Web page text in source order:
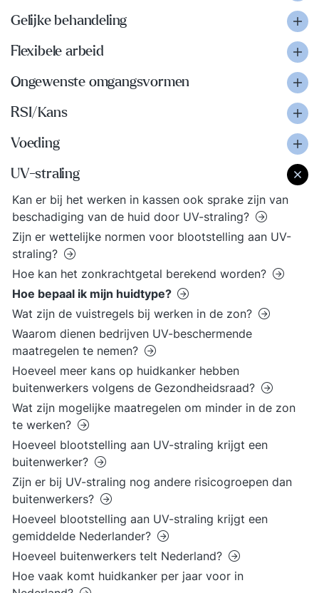
Gelijke behandeling
Flexibele arbeid
Ongewenste omgangsvormen
RSI/Kans
Voeding
UV-straling
Kan er bij het werken in kassen ook sprake zijn van
beschadiging van de huid door UV-straling?
Zijn er wettelijke normen voor blootstelling aan UV-
straling?
Hoe kan het zonkrachtgetal berekend worden?
Hoe bepaal ik mijn huidtype?
Wat zijn de vuistregels bij werken in de zon?
Waarom dienen bedrijven UV-beschermende
maatregelen te nemen?
Hoeveel meer kans op huidkanker hebben
buitenwerkers volgens de Gezondheidsraad?
Wat zijn mogelijke maatregelen om minder in de zon
te werken?
Hoeveel blootstelling aan UV-straling krijgt een
buitenwerker?
Zijn er bij UV-straling nog andere risicogroepen dan
buitenwerkers?
Hoeveel blootstelling aan UV-straling krijgt een
gemiddelde Nederlander?
Hoeveel buitenwerkers telt Nederland?
Hoe vaak komt huidkanker per jaar voor in